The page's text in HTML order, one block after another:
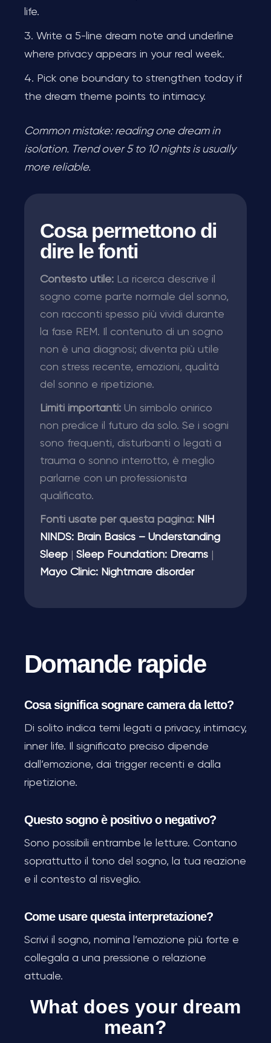
life.
Write a 5-line dream note and underline
where privacy appears in your real week.
Pick one boundary to strengthen today if
the dream theme points to intimacy.
Common mistake: reading one dream in
isolation. Trend over 5 to 10 nights is usually
more reliable.
Cosa permettono di
dire le fonti
Contesto utile: La ricerca descrive il
sogno come parte normale del sonno,
con racconti spesso più vividi durante
la fase REM. Il contenuto di un sogno
non è una diagnosi; diventa più utile
con stress recente, emozioni, qualità
del sonno e ripetizione.
Limiti importanti: Un simbolo onirico
non predice il futuro da solo. Se i sogni
sono frequenti, disturbanti o legati a
trauma o sonno interrotto, è meglio
parlarne con un professionista
qualificato.
Fonti usate per questa pagina: NIH
NINDS: Brain Basics – Understanding
Sleep
Sleep Foundation: Dreams
Mayo Clinic: Nightmare disorder
Domande rapide
Cosa significa sognare camera da letto?
Di solito indica temi legati a privacy, intimacy,
inner life. Il significato preciso dipende
dall’emozione, dai trigger recenti e dalla
ripetizione.
Questo sogno è positivo o negativo?
Sono possibili entrambe le letture. Contano
soprattutto il tono del sogno, la tua reazione
e il contesto al risveglio.
Come usare questa interpretazione?
Scrivi il sogno, nomina l’emozione più forte e
collegala a una pressione o relazione
attuale.
What does your dream
mean?